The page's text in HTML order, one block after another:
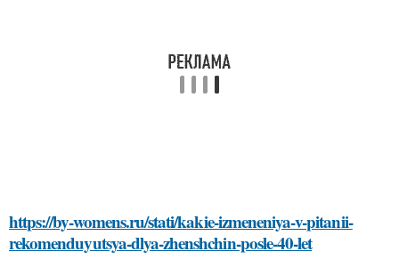
https://by-womens.ru/stati/kakie-izmeneniya-v-pitanii-
rekomenduyutsya-dlya-zhenshchin-posle-40-let